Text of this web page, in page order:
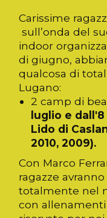
Carissime
sull’onda del
indoor
di giugno,
qualcosa di
Lugano:
2 camp di
luglio e
Lido di
2010, 2009).
Con Marco
ragazze
totalmente nel
con